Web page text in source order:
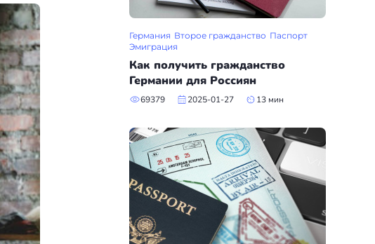
Германия Второе гражданство Паспорт
Эмиграция
Как получить гражданство
Германии для Россиян
69379 2025-01-27 13 мин